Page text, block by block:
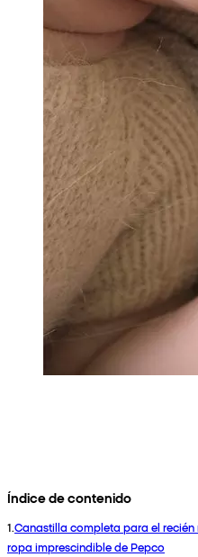
Índice de contenido
1.Canastilla completa para el
ropa imprescindible de Pepco